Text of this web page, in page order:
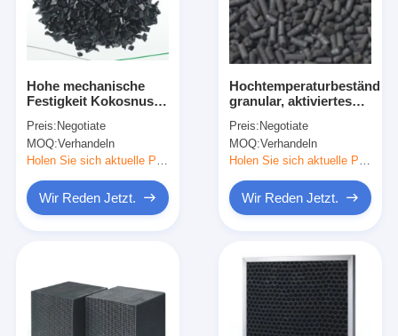
Produkte
Videos
Hohe mechanische
Festigkeit Kokosnuss
Schnelle
Adsorptionsgeschwindigkeit
Preis: Negotiate
MOQ:Verhandeln
Holen Sie sich aktuelle Preis
Wir Reden Jetzt.
Hochtemperaturbeständig,
granular, aktiviertes
schleiffest und
druckfest
Preis: Negotiate
MOQ:Verhandeln
Holen Sie sich aktuelle Preis
Wir Reden Jetzt.